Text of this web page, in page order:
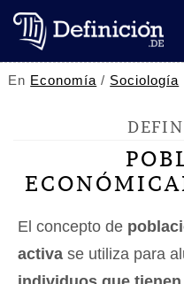
En Economía / Sociología
El concepto de
activa se utiliza para